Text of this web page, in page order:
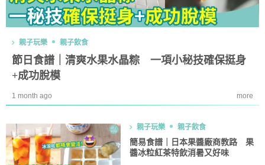
親子玩樂 親子飲食
節日食譜｜清爽水果水晶粽 一項小秘技確保挺身
+成功脫模
1 month ago more
親子玩樂 親子飲食
簡易食譜｜日本果醬廠商教路 果
醬冰粒紅茶特飲消暑又好味